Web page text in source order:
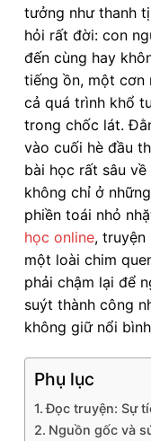
tưởng như thanh
hỏi rất đời: con
đến cùng hay
tiếng ồn, một cơn
cả quá trình khổ
trong chốc lát.
vào cuối hè đầu
bài học rất sâu
không chỉ ở
phiền toái nhỏ
học online, truyện
một loài chim
phải chậm lại để
suýt thành công
không giữ nổi
Phụ lục
Đọc truyện: Sự
Nguồn gốc và